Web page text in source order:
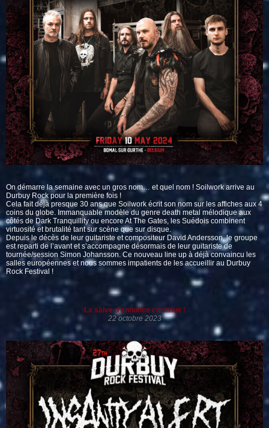
On démarre la semaine avec un gros nom… et quel nom ! Soilwork arrive au
Durbuy Rock pour la première fois !
Cela fait déjà presque 30 ans que Soilwork écrit son nom sur les affiches aux 4
coins du globe. Immanquable modèle du genre death metal mélodique aux
côtés de Dark Tranquillity ou encore At The Gates, les Suédois combinent
virtuosité et brutalité tant sur scène que sur disque.
Depuis le décès de leur guitariste et compositeur David Andersson, le groupe
est reparti de l’avant et s’accompagne désormais de leur guitariste de
tournée/session Simon Johansson. Ce nouveau line up à déjà convaincu les
salles européennes et nous sommes impatients de les accueillir au Durbuy
Rock Festival !
La salve d’annonce continue !
22 octobre 2023